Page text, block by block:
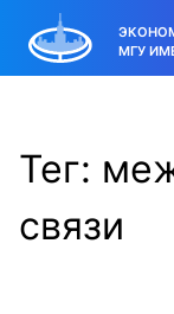
МГУ
Тег:
связи